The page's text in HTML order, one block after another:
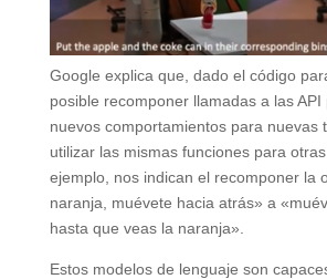
Google explica que, dado el código
posible recomponer llamadas a las
nuevos comportamientos para nuevas
utilizar las mismas funciones para
ejemplo, nos indican el recomponer la
naranja, muévete hacia atrás» a
hasta que veas la naranja».
Estos modelos de lenguaje son